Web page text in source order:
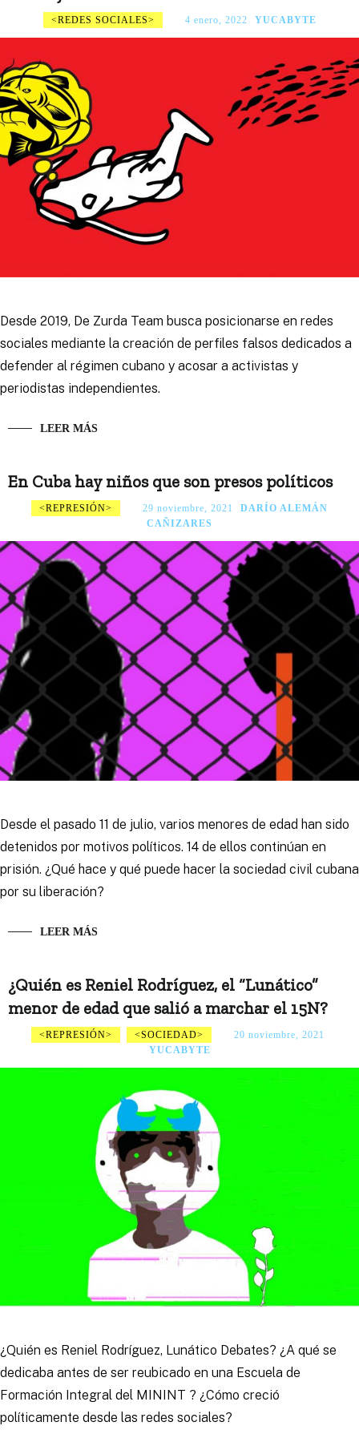
REDES SOCIALES 4 enero, 2022 YUCABYTE
Desde 2019, De Zurda Team busca posicionarse en redes
sociales mediante la creación de perfiles falsos dedicados a
defender al régimen cubano y acosar a activistas y
periodistas independientes.
LEER MÁS
En Cuba hay niños que son presos políticos
REPRESIÓN 29 noviembre, 2021
DARÍO ALEMÁN
CAÑIZARES
Desde el pasado 11 de julio, varios menores de edad han sido
detenidos por motivos políticos. 14 de ellos continúan en
prisión. ¿Qué hace y qué puede hacer la sociedad civil cubana
por su liberación?
LEER MÁS
¿Quién es Reniel Rodríguez, el “Lunático”
menor de edad que salió a marchar el 15N?
REPRESIÓN SOCIEDAD
20 noviembre, 2021
YUCABYTE
¿Quién es Reniel Rodríguez, Lunático Debates? ¿A qué se
dedicaba antes de ser reubicado en una Escuela de
Formación Integral del MININT ? ¿Cómo creció
políticamente desde las redes sociales?